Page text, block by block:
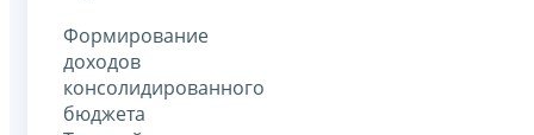
Формирование
доходов
консолидированного
бюджета